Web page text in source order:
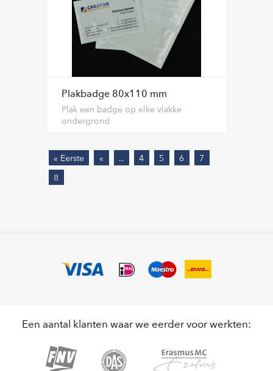
Plakbadge 80x110 mm
Plak een badge op elke vlakke
ondergrond
« Eerste « .. 4 5 6
7
8
Een aantal klanten waar we eerder voor werkten: